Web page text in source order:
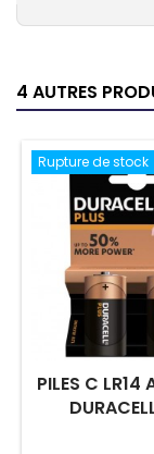
4 AUTRES
Rupture de stock
PILES C LR14